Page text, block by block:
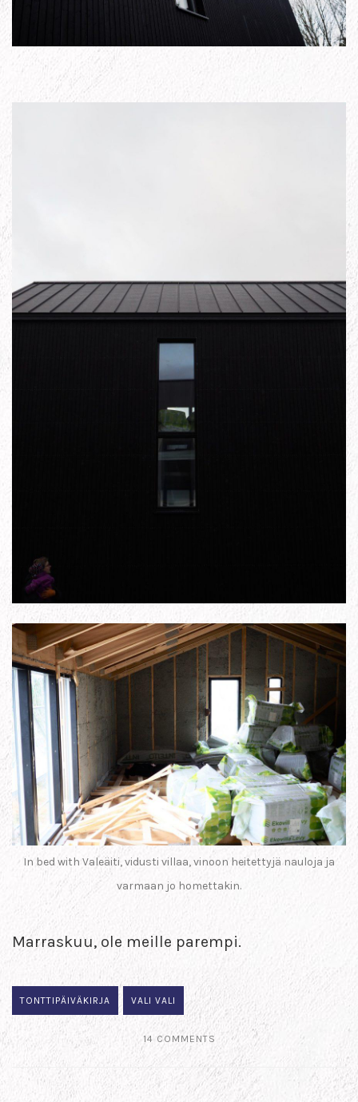
In bed with Valeäiti, vidusti villaa, vinoon heitettyjä nauloja ja
varmaan jo homettakin.
Marraskuu, ole meille parempi.
TONTTIPÄIVÄKIRJA VALI VALI
14 COMMENTS